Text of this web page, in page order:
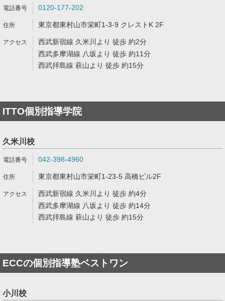
0120-177-202
東京都東村山市栄町1-3-9 クレストK 2F
西武新宿線 久米川より 徒歩 約2分
西武多摩湖線 八坂より 徒歩 約11分
西武拝島線 萩山より 徒歩 約15分
ITTO個別指導学院
久米川校
042-398-4960
東京都東村山市栄町1-23-5 高橋ビル2F
西武新宿線 久米川より 徒歩 約4分
西武多摩湖線 八坂より 徒歩 約14分
西武拝島線 萩山より 徒歩 約15分
ECCの個別指導塾ベストワン
小川校